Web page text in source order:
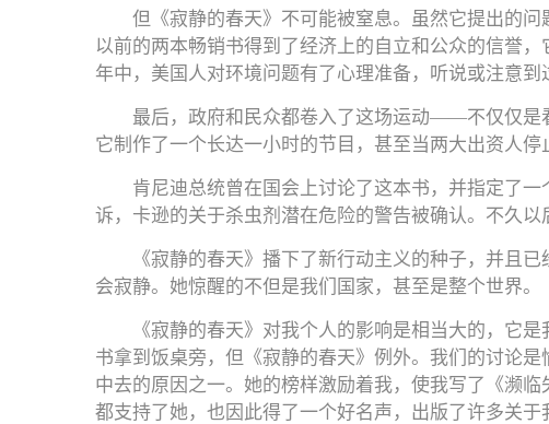
但《寂静的春天》不可能被窒息。虽然它提出的
以前的两本畅销书得到了经济上的自立和公众的信誉
年中，美国人对环境问题有了心理准备，听说或注意
最后，政府和民众都卷入了这场运动——不仅仅是
它制作了一个长达一小时的节目，甚至当两大出资人停
肯尼迪总统曾在国会上讨论了这本书，并指定了
诉，卡逊的关于杀虫剂潜在危险的警告被确认。不久
《寂静的春天》播下了新行动主义的种子，并且
会寂静。她惊醒的不但是我们国家，甚至是整个世界
《寂静的春天》对我个人的影响是相当大的，它
书拿到饭桌旁，但《寂静的春天》例外。我们的讨论
中去的原因之一。她的榜样激励着我，使我写了《濒
都支持了她，也因此得了一个好名声，出版了许多关